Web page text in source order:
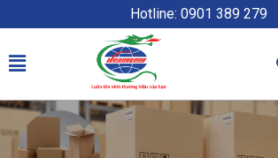
Hotline: 0901 389 279